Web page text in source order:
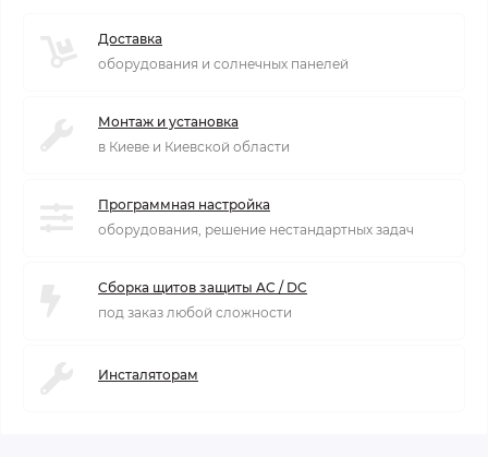
Доставка
оборудования и солнечных панелей
Монтаж и установка
в Киеве и Киевской области
Программная настройка
оборудования, решение нестандартных задач
Сборка щитов защиты AC / DC
под заказ любой сложности
Инсталяторам